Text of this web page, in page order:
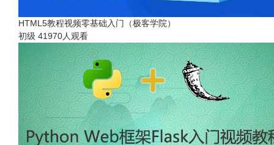
HTML5教程视频零基础入门（极客学院）
初级 41970人观看